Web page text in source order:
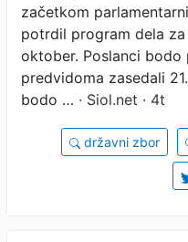
začetkom
potrdil program dela
oktober. Poslanci
predvidoma zasedali
bodo … · Siol.net · 4t
državni zbor